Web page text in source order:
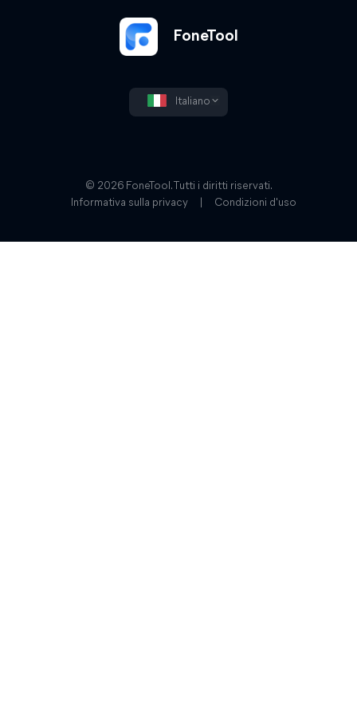
FoneTool
Italiano
© 2026 FoneTool. Tutti i diritti riservati.
Informativa sulla privacy
Condizioni d'uso